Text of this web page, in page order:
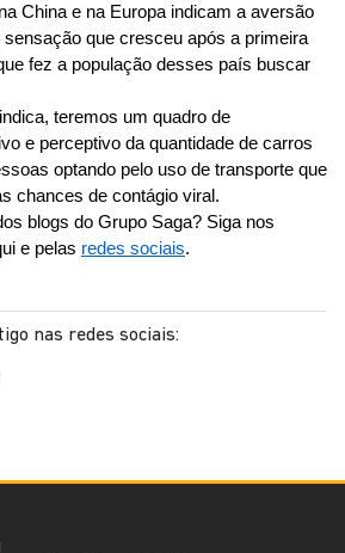
China e na Europa indicam a aversão
que cresceu após a primeira
fez a população desses país buscar
teremos um quadro de
e perceptivo da quantidade de carros
optando pelo uso de transporte que
chances de contágio viral.
blogs do Grupo Saga? Siga nos
e pelas redes sociais.
nas redes sociais: